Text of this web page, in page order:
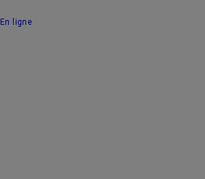
En ligne